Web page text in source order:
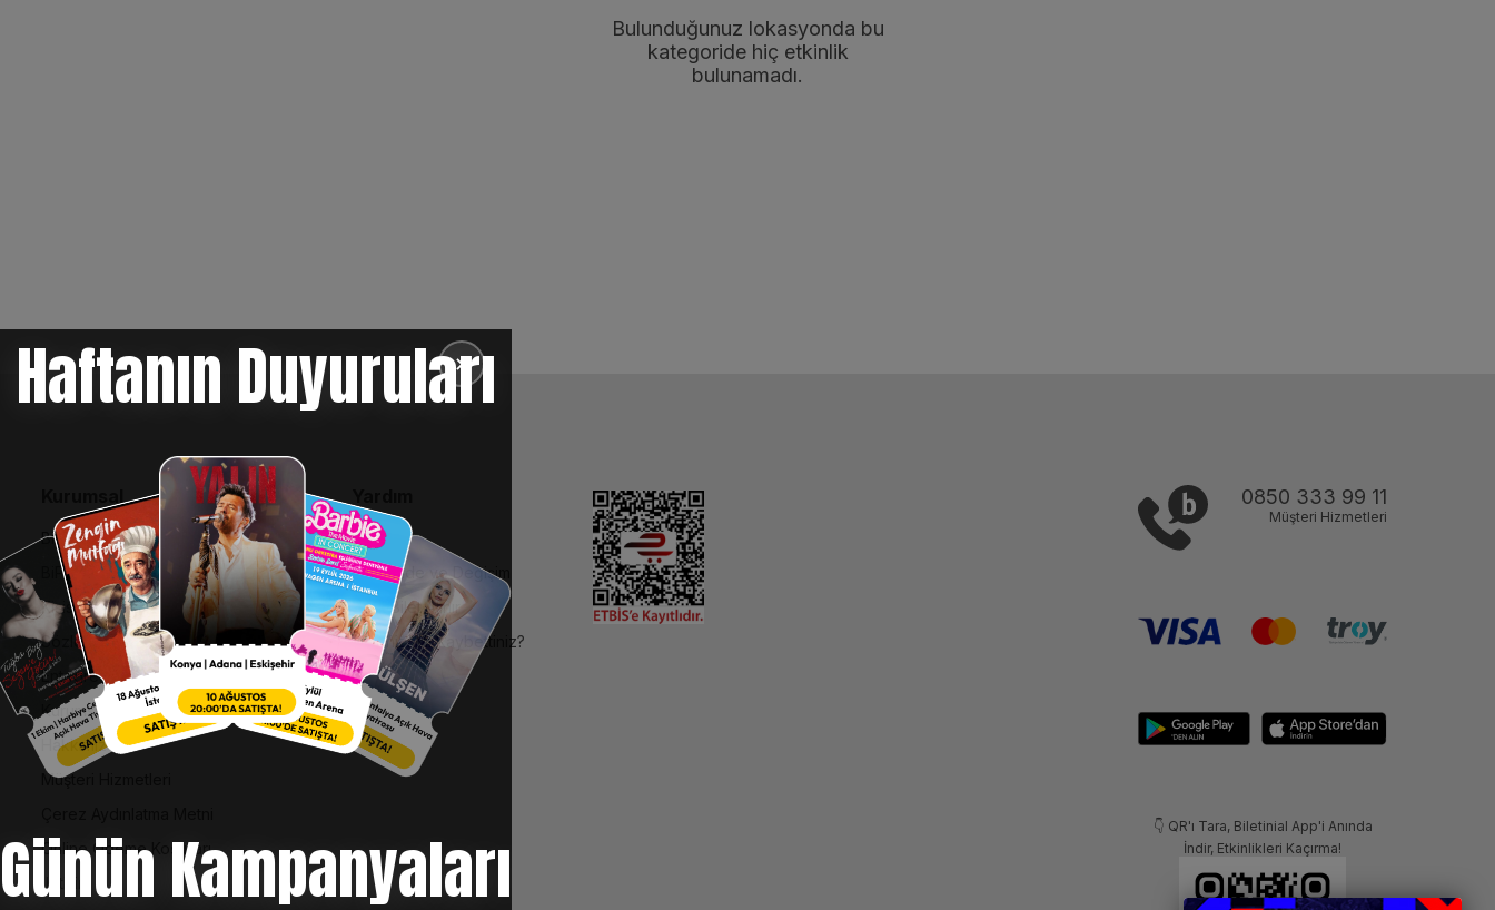
Bulunduğunuz lokasyonda bu
kategoride hiç etkinlik
bulunamadı.
✕
Haftanın Duyuruları
Günün Kampanyaları
Kurumsal
Bilgi Toplumu Hizmetleri
BiPuan Kurallar & Koşullar
Kişisel Verilerin Korunması
Sözleşme ve Politikalar
Entegre Yönetim Sistemi Politikası
Kurumsal Kimlik
Hakkımızda
Müşteri Hizmetleri
Online Ödeme Koşulları
İletişim
SSS
İptal, İade ve Değişim
Nasıl Bilet Alınır
Biletinizi Mi Kaybettiniz?
0850 333 99 11
Müşteri Hizmetleri
👇 QR'ı Tara, Biletinial App'i Anında
İndir, Etkinlikleri Kaçırma!